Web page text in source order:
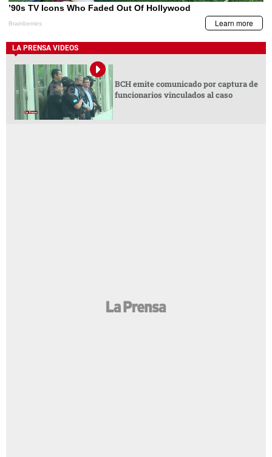
LA PRENSA VIDEOS
BCH emite comunicado por captura de
funcionarios vinculados al caso